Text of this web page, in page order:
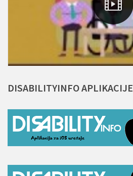
DISABILITYINFOAPLIKACIJE